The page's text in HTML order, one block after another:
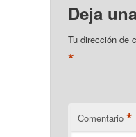
Deja
Tu dirección de
*
Comentario *